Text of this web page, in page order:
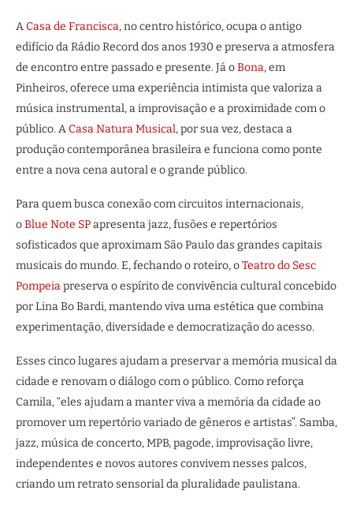
ACasa de Francisca, no centro histórico, ocupa o antigo
edifício da Rádio Record dos anos 1930 e preserva a atmosfera
de encontro entre passado e presente. Já oBona, em
Pinheiros, oferece uma experiência intimista que valoriza a
música instrumental, a improvisação e a proximidade com o
público. ACasa Natura Musical, por sua vez, destaca a
produção contemporânea brasileira e funciona como ponte
entre a nova cena autoral e o grande público.
Para quem busca conexão com circuitos internacionais,
oBlue Note SPapresenta jazz, fusões e repertórios
sofisticados que aproximam São Paulo das grandes capitais
musicais do mundo. E, fechando o roteiro, oTeatro do Sesc
Pompeiapreserva o espírito de convivência cultural concebido
por Lina Bo Bardi, mantendo viva uma estética que combina
experimentação, diversidade e democratização do acesso.
Esses cinco lugares ajudam a preservar a memória musical da
cidade e renovam o diálogo com o público. Como reforça
Camila, “eles ajudam a manter viva a memória da cidade ao
promover um repertório variado de gêneros e artistas”. Samba,
jazz, música de concerto, MPB, pagode, improvisação livre,
independentes e novos autores convivem nesses palcos,
criando um retrato sensorial da pluralidade paulistana.